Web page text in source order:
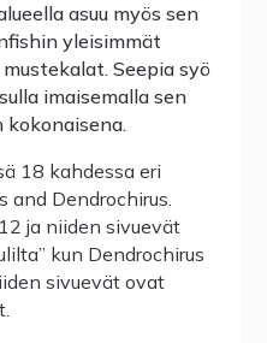
asuu myös sen
yleisimmät
Seepia syö
imaisemalla sen
kokonaisena.
18 kahdessa eri
and Dendrochirus.
ja niiden sivuevät
kun Dendrochirus
sivuevät ovat